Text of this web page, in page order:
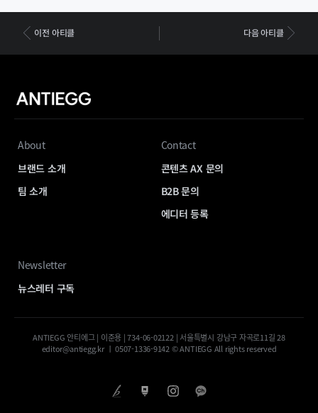
이전 아티클 다음 아티클
About
브랜드 소개
팀 소개
Contact
콘텐츠 AX 문의
B2B 문의
에디터 등록
Newsletter
뉴스레터 구독
ANTIEGG 안티에그 | 이준용 | 734-06-02122 | 서울특별시 강남구 자곡로11길 28
editor@antiegg.kr ㅣ 0507-1336-9142 © ANTIEGG All rights reserved